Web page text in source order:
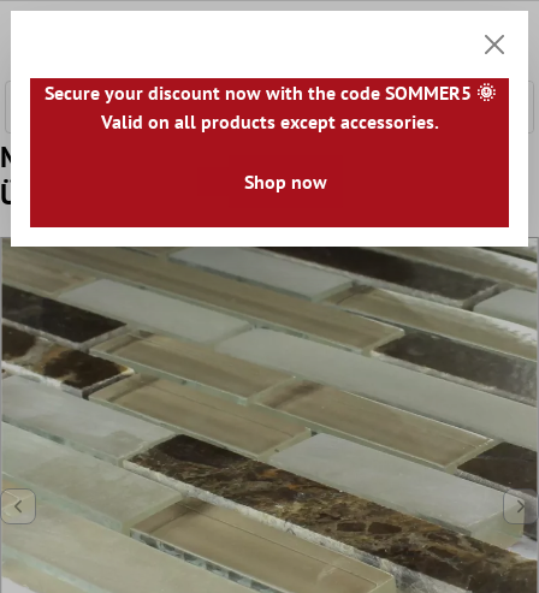
Minta tól től Mozaik Csempe Üveg
Üveggolyó Quebeck Barna Mix
Secure your discount now with the code SOMMER5 🌞
Valid on all products except accessories.
Shop now